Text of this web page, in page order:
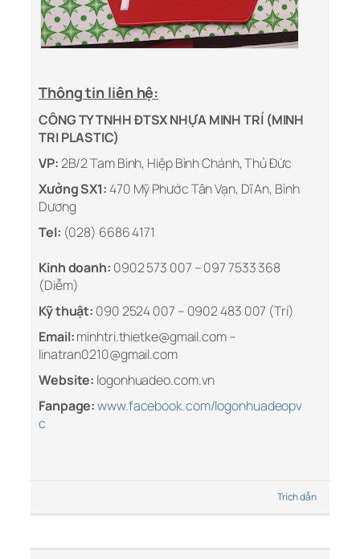
Thông tin liên hệ:
CÔNG TY TNHH ĐTSX NHỰA MINH TRÍ (MINH
TRI PLASTIC)
VP:2B/2 Tam Bình, Hiệp Bình Chánh, Thủ Đức
Xưởng SX1: 470 Mỹ Phước Tân Vạn, Dĩ An, Bình
Dương
Tel: (028) 6686 4171
Kinh doanh: 0902 573 007 – 097 7533 368
(Diễm)
Kỹ thuật: 090 2524 007 – 0902 483 007 (Trí)
Email:minhtri.thietke@gmail.com –
linatran0210@gmail.com
Website: logonhuadeo.com.vn
Fanpage:www.facebook.com/logonhuadeopv
c
Trích dẫn